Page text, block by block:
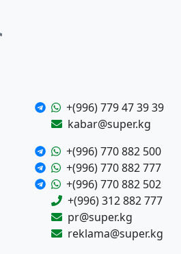
+(996) 779 47 39 39
kabar@super.kg
+(996) 770 882 500
+(996) 770 882 777
+(996) 770 882 502
+(996) 312 882 777
pr@super.kg
reklama@super.kg